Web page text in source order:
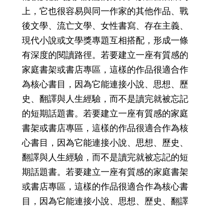
上，它也很容易與同一作家的其他作品、戰
後文學、流亡文學、女性書寫、存在主義、
現代小說或文學獎專題互相搭配，形成一條
有深度的閱讀路徑。若要建立一座有質感的
家庭書架或書店專區，這樣的作品很適合作
為核心書目，因為它能連接小說、思想、歷
史、翻譯與人生經驗，而不是讀完就被忘記
的短期話題書。若要建立一座有質感的家庭
書架或書店專區，這樣的作品很適合作為核
心書目，因為它能連接小說、思想、歷史、
翻譯與人生經驗，而不是讀完就被忘記的短
期話題書。若要建立一座有質感的家庭書架
或書店專區，這樣的作品很適合作為核心書
目，因為它能連接小說、思想、歷史、翻譯